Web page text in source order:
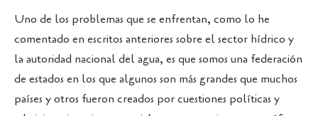
Uno de los problemas que se enfrentan, como lo he
comentado en escritos anteriores sobre el sector hídrico y
la autoridad nacional del agua, es que somos una federación
de estados en los que algunos son más grandes que muchos
países y otros fueron creados por cuestiones políticas y